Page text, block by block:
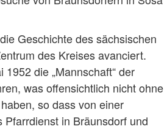
Geschichte des sächsischen
des Kreises avanciert.
die „Mannschaft“ der
was offensichtlich nicht ohne
so dass von einer
in Bräunsdorf und